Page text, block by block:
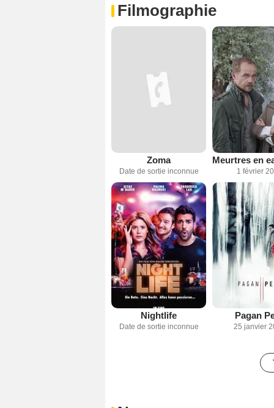
Filmographie
Zoma
Date de sortie inconnue 1 février
Nightlife
Date de sortie inconnue
Pagan
25 janvier